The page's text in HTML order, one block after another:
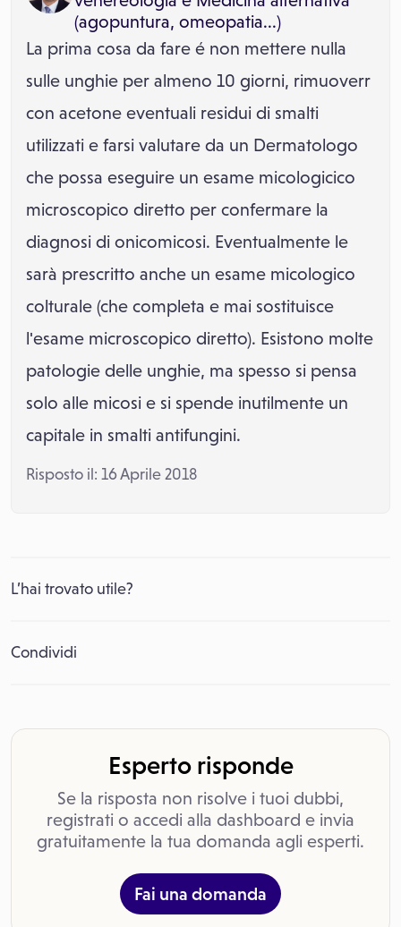
(agopuntura, omeopatia...)
La prima cosa da fare é non mettere nulla
sulle unghie per almeno 10 giorni, rimuoverr
con acetone eventuali residui di smalti
utilizzati e farsi valutare da un Dermatologo
che possa eseguire un esame micologicico
microscopico diretto per confermare la
diagnosi di onicomicosi. Eventualmente le
sarà prescritto anche un esame micologico
colturale (che completa e mai sostituisce
l'esame microscopico diretto). Esistono molte
patologie delle unghie, ma spesso si pensa
solo alle micosi e si spende inutilmente un
capitale in smalti antifungini.
Risposto il: 16 Aprile 2018
L’hai trovato utile?
Condividi
Esperto risponde
Se la risposta non risolve i tuoi dubbi,
registrati o accedi alla dashboard e invia
gratuitamente la tua domanda agli esperti.
Fai una domanda